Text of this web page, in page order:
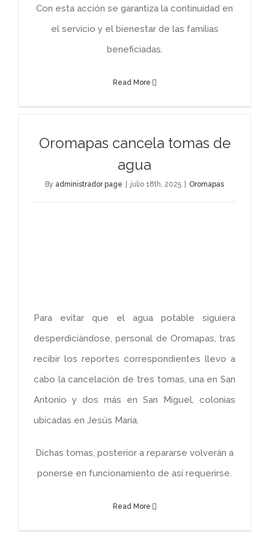
Con esta acción se garantiza la continuidad en
el servicio y el bienestar de las familias
beneficiadas.
Read More
Oromapas cancela tomas de
agua
By administrador page julio 18th, 2025 Oromapas
Para evitar que el agua potable siguiera
desperdiciándose, personal de Oromapas, tras
recibir los reportes correspondientes llevo a
cabo la cancelación de tres tomas, una en San
Antonio y dos más en San Miguel, colonias
ubicadas en Jesús María.
Dichas tomas, posterior a repararse volverán a
ponerse en funcionamiento de así requerirse.
Read More